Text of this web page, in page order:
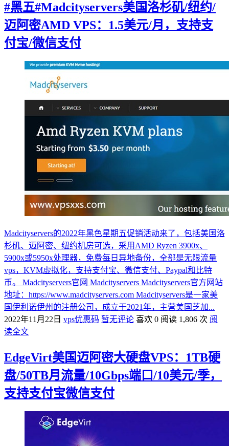
#黑五#Madcityservers美国洛杉矶/纽约/
迈阿密AMD VPS：1.5美元/月，支持支
付宝/微信支付
Madcityservers的2022年黑色星期五促销活动来了，包括美国洛
杉矶、迈阿密、纽约机房可选，采用AMD Ryzen 3900x、
5900x或5950x处理器，免费每日异地备份，全部是无限流量
vps，KVM虚拟化，支持支付宝、微信支付、Paypal和比特
币。 Madcityservers官网 Madcityservers Madcityservers官方网站
地址：https://www.madcityservers.com Madcityservers是一家美
国伊利诺伊州的注册公司，成立于2021年，主营美国芝加...
2022年11月22日 vps优惠码 暂无评论 喜欢 0 阅读 1,806 次 阅
读全文
EdgeVirt美国迈阿密大硬盘VPS：1TB硬
盘/50TB月流量/10Gbps端口/10美元/季，
支持支付宝微信支付